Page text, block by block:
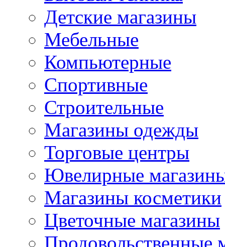
Детские магазины
Мебельные
Компьютерные
Спортивные
Строительные
Магазины одежды
Торговые центры
Ювелирные
Магазины косметики
Цветочные магазины